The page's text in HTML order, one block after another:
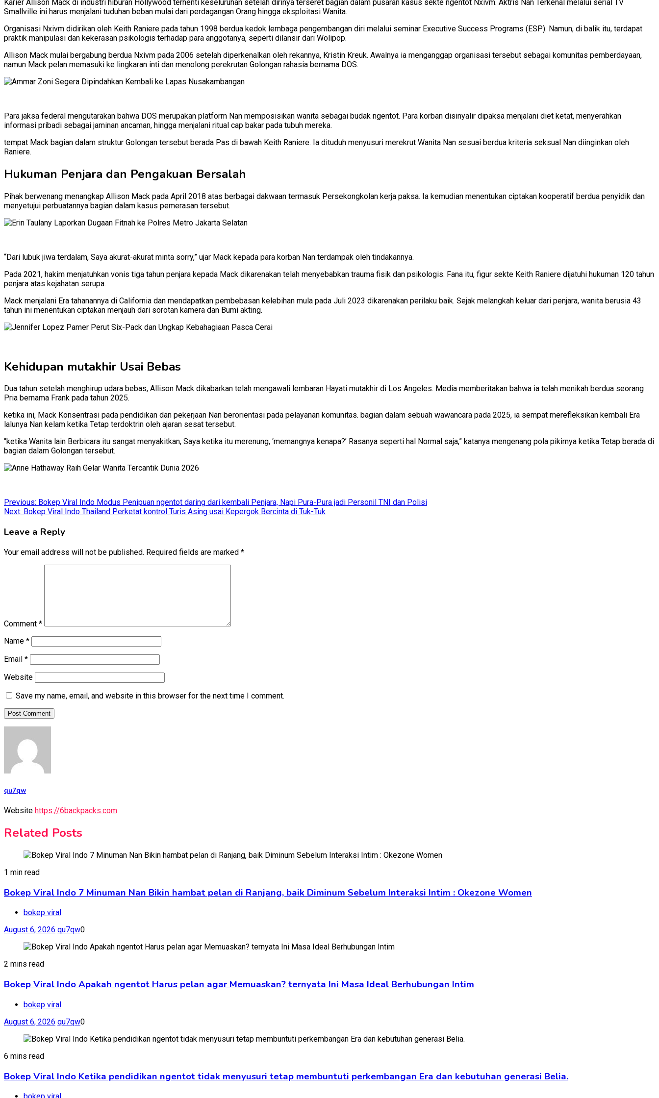
Karier Allison Mack di industri hiburan Hollywood terhenti keseluruhan setelah dirinya terseret bagian dalam pusaran kasus sekte ngentot Nxivm. Aktris Nan Terkenal melalui serial TV
Smallville ini harus menjalani tuduhan beban mulai dari perdagangan Orang hingga eksploitasi Wanita.
Organisasi Nxivm didirikan oleh Keith Raniere pada tahun 1998 berdua kedok lembaga pengembangan diri melalui seminar Executive Success Programs (ESP). Namun, di balik itu, terdapat
praktik manipulasi dan kekerasan psikologis terhadap para anggotanya, seperti dilansir dari Wolipop.
Allison Mack mulai bergabung berdua Nxivm pada 2006 setelah diperkenalkan oleh rekannya, Kristin Kreuk. Awalnya ia menganggap organisasi tersebut sebagai komunitas pemberdayaan,
namun Mack pelan memasuki ke lingkaran inti dan menolong perekrutan Golongan rahasia bernama DOS.
Para jaksa federal mengutarakan bahwa DOS merupakan platform Nan memposisikan wanita sebagai budak ngentot. Para korban disinyalir dipaksa menjalani diet ketat, menyerahkan
informasi pribadi sebagai jaminan ancaman, hingga menjalani ritual cap bakar pada tubuh mereka.
tempat Mack bagian dalam struktur Golongan tersebut berada Pas di bawah Keith Raniere. Ia dituduh menyusuri merekrut Wanita Nan sesuai berdua kriteria seksual Nan diinginkan oleh
Raniere.
Hukuman Penjara dan Pengakuan Bersalah
Pihak berwenang menangkap Allison Mack pada April 2018 atas berbagai dakwaan termasuk Persekongkolan kerja paksa. Ia kemudian menentukan ciptakan kooperatif berdua penyidik dan
menyetujui perbuatannya bagian dalam kasus pemerasan tersebut.
“Dari lubuk jiwa terdalam, Saya akurat-akurat minta sorry,” ujar Mack kepada para korban Nan terdampak oleh tindakannya.
Pada 2021, hakim menjatuhkan vonis tiga tahun penjara kepada Mack dikarenakan telah menyebabkan trauma fisik dan psikologis. Fana itu, figur sekte Keith Raniere dijatuhi hukuman 120 tahun
penjara atas kejahatan serupa.
Mack menjalani Era tahanannya di California dan mendapatkan pembebasan kelebihan mula pada Juli 2023 dikarenakan perilaku baik. Sejak melangkah keluar dari penjara, wanita berusia 43
tahun ini menentukan ciptakan menjauh dari sorotan kamera dan Bumi akting.
Kehidupan mutakhir Usai Bebas
Dua tahun setelah menghirup udara bebas, Allison Mack dikabarkan telah mengawali lembaran Hayati mutakhir di Los Angeles. Media memberitakan bahwa ia telah menikah berdua seorang
Pria bernama Frank pada tahun 2025.
ketika ini, Mack Konsentrasi pada pendidikan dan pekerjaan Nan berorientasi pada pelayanan komunitas. bagian dalam sebuah wawancara pada 2025, ia sempat merefleksikan kembali Era
lalunya Nan kelam ketika Tetap terdoktrin oleh ajaran sesat tersebut.
“ketika Wanita lain Berbicara itu sangat menyakitkan, Saya ketika itu merenung, ‘memangnya kenapa?’ Rasanya seperti hal Normal saja,” katanya mengenang pola pikirnya ketika Tetap berada di
bagian dalam Golongan tersebut.
Post
navigation
Previous: Bokep Viral Indo Modus Penipuan ngentot daring dari kembali Penjara, Napi Pura-Pura jadi Personil TNI dan Polisi
Next: Bokep Viral Indo Thailand Perketat kontrol Turis Asing usai Kepergok Bercinta di Tuk-Tuk
Leave a Reply
Your email address will not be published. Required fields are marked *
Comment *
Name *
Email *
Website
Save my name, email, and website in this browser for the next time I comment.
qu7qw
Website https://6backpacks.com
Related Posts
1 min read
Bokep Viral Indo 7 Minuman Nan Bikin hambat pelan di Ranjang, baik Diminum Sebelum Interaksi Intim : Okezone Women
bokep viral
August 6, 2026 qu7qw0
2 mins read
Bokep Viral Indo Apakah ngentot Harus pelan agar Memuaskan? ternyata Ini Masa Ideal Berhubungan Intim
bokep viral
August 6, 2026 qu7qw0
6 mins read
Bokep Viral Indo Ketika pendidikan ngentot tidak menyusuri tetap membuntuti perkembangan Era dan kebutuhan generasi Belia.